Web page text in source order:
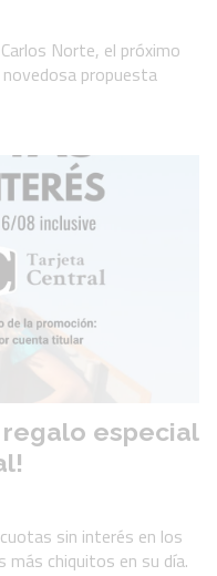
Norte, el próximo
propuesta
regalo especial
sin interés en los
más chiquitos en su día.